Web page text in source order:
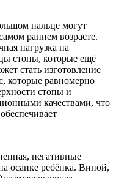
пальце могут
раннем возрасте.
нагрузка на
стопы, которые ещё
стать изготовление
которые равномерно
стопы и
качествами, что
негативные
осанке ребёнка. Виной,